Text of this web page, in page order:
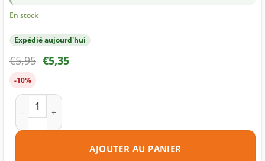
En stock
Expédié aujourd'hui
€5,95 €5,35
-10%
quantité de Cartouche d'encre compatible Brother LC221 C
AJOUTER AU PANIER